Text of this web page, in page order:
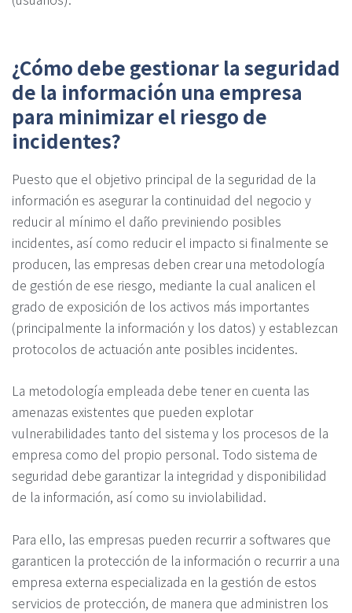
¿Cómo debe gestionar la seguridad
de la información una empresa
para minimizar el riesgo de
incidentes?
Puesto que el objetivo principal de la seguridad de la
información es asegurar la continuidad del negocio y
reducir al mínimo el daño previniendo posibles
incidentes, así como reducir el impacto si finalmente se
producen, las empresas deben crear una metodología
de gestión de ese riesgo, mediante la cual analicen el
grado de exposición de los activos más importantes
(principalmente la información y los datos) y establezcan
protocolos de actuación ante posibles incidentes.
La metodología empleada debe tener en cuenta las
amenazas existentes que pueden explotar
vulnerabilidades tanto del sistema y los procesos de la
empresa como del propio personal. Todo sistema de
seguridad debe garantizar la integridad y disponibilidad
de la información, así como su inviolabilidad.
Para ello, las empresas pueden recurrir a softwares que
garanticen la protección de la información o recurrir a una
empresa externa especializada en la gestión de estos
servicios de protección, de manera que administren los